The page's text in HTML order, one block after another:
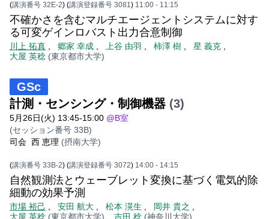
(講演番号 32E-2) (講演登録番号 3081) 11:00 - 11:15
不確かさを含むマルチエージェントシステムに対す
る可変ゲインロバスト出力合意制御
川上 拓真 郷家 幸成 上谷 由羽 柿澤 樹 星 義克
大屋 英稔 (東京都市大学)
GSc
計測・センシング・制御機器 (3)
5月26日(火) 13:45-15:00 @B室
(セッション番号 33B)
司会 西 恵理 (摂南大学)
(講演番号 33B-2) (講演登録番号 3072) 14:00 - 14:15
自然観測法とウェーブレット変換に基づく電気的除
細動の効果予測
市場 裕己 安田 航大 松本 滉生 岡井 貴之
大屋 英稔 (東京都市大学) 吉田 稔 (神奈川大学)